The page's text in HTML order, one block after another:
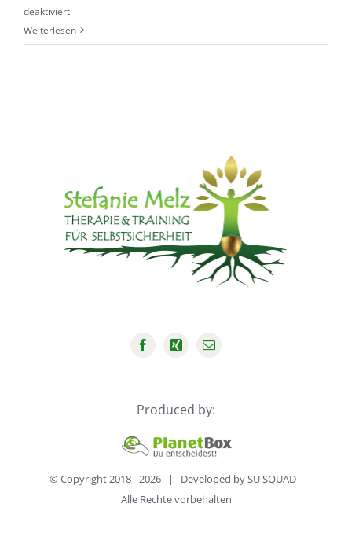
deaktiviertfür
Ermäßigte
Online-
Weiterlesen
Produced by:
© Copyright 2018 -2026 | Developed bySU SQUAD
Alle Rechte vorbehalten